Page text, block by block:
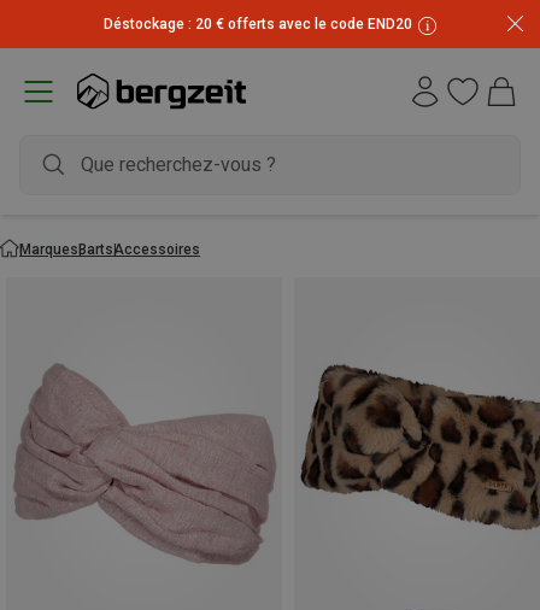
Déstockage : 20 € offerts avec le code END20
MarquesBartsAccessoires